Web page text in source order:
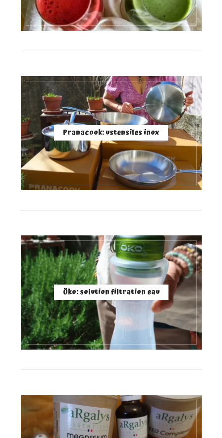
Pranacook: ustensiles inox
Öko: solution filtration eau